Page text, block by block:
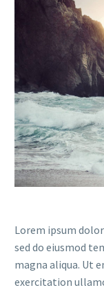
Lorem ipsum
sed do eiusmod
magna aliqua. Ut
exercitation